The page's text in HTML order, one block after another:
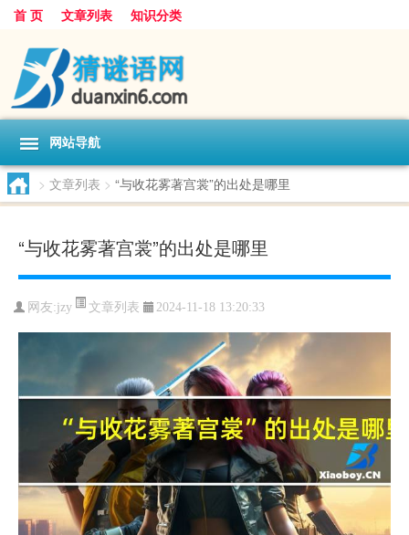
首 页 文章列表 知识分类
网站导航
> 文章列表 > “与收花雾著宫裳”的出处是哪里
“与收花雾著宫裳”的出处是哪里
网友:jzy 文章列表 2024-11-18 13:20:33